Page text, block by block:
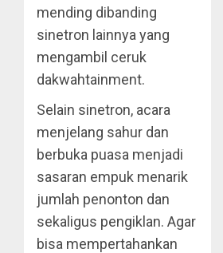
mending dibanding
sinetron lainnya yang
mengambil ceruk
dakwahtainment.
Selain sinetron, acara
menjelang sahur dan
berbuka puasa menjadi
sasaran empuk menarik
jumlah penonton dan
sekaligus pengiklan. Agar
bisa mempertahankan